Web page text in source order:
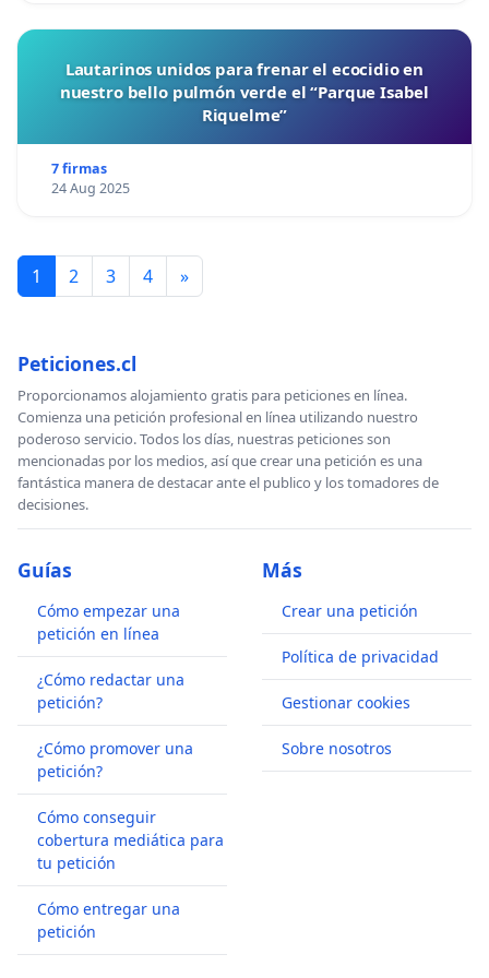
criterios; el respeto a la independencia del equipo
artístico; o la fortaleza de la dimensión europea en
la versión final del programa cultural, entre otros.
FIRMA LA PETICIÓN
José Luis Sanz que presenten la candidatura de
Lautarinos unidos para frenar el ecocidio en
nuestro bello pulmón verde el “Parque Isabel
Riquelme”
7 firmas
24 Aug 2025
1 2 3 4 »
Peticiones.cl
Proporcionamos alojamiento gratis para peticiones en línea.
Comienza una petición profesional en línea utilizando nuestro
poderoso servicio. Todos los días, nuestras peticiones son
mencionadas por los medios, así que crear una petición es una
fantástica manera de destacar ante el publico y los tomadores de
decisiones.
Guías
Cómo empezar una
petición en línea
¿Cómo redactar una
petición?
¿Cómo promover una
petición?
Cómo conseguir
cobertura mediática para
tu petición
Cómo entregar una
petición
Más
Crear una petición
Política de privacidad
Gestionar cookies
Sobre nosotros